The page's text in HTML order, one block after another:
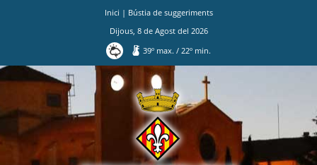
Inici | Bústia de suggeriments
Dijous, 8de Agostdel 2026
39º max./ 22º min.